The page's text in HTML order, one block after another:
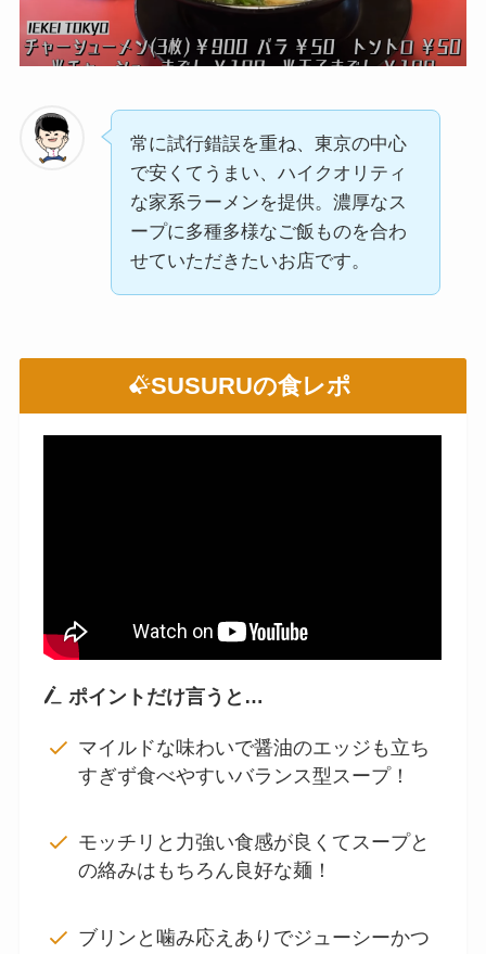
常に試行錯誤を重ね、東京の中心
で安くてうまい、ハイクオリティ
な家系ラーメンを提供。濃厚なス
ープに多種多様なご飯ものを合わ
せていただきたいお店です。
SUSURUの食レポ
ポイントだけ言うと…
マイルドな味わいで醤油のエッジも立ち
すぎず食べやすいバランス型スープ！
モッチリと力強い食感が良くてスープと
の絡みはもちろん良好な麺！
ブリンと噛み応えありでジューシーかつ